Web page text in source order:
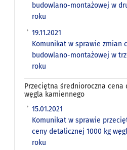
budowlano-montażowej w
roku
19.11.2021
Komunikat w sprawie zmian
budowlano-montażowej w
roku
Przeciętna średnioroczna cena
węgla kamiennego
15.01.2021
Komunikat w sprawie
ceny detalicznej 1000 kg
roku